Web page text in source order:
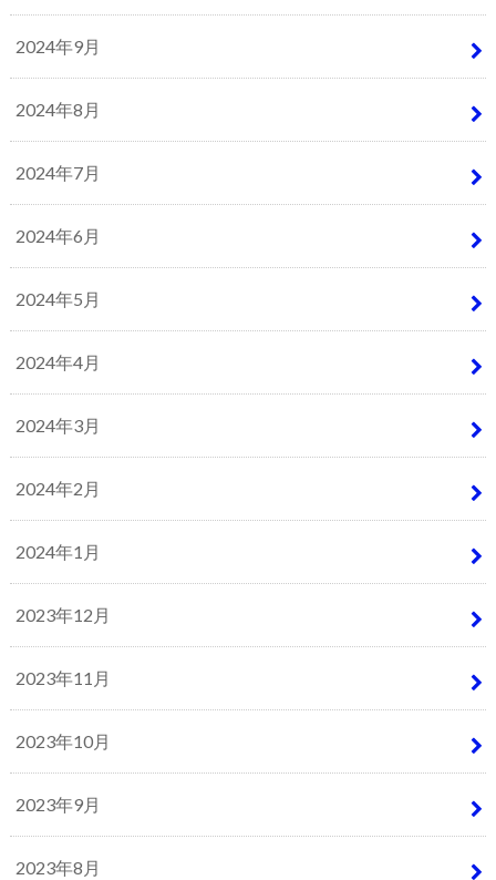
2024年9月
2024年8月
2024年7月
2024年6月
2024年5月
2024年4月
2024年3月
2024年2月
2024年1月
2023年12月
2023年11月
2023年10月
2023年9月
2023年8月